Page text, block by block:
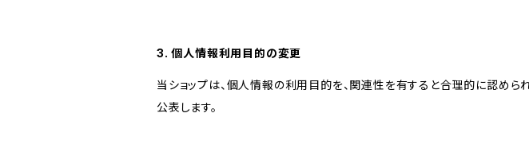
3. 個人情報利用目的の変更
当ショップは、個人情報の利用目的を、関連性を有すると合理的に認め
公表します。